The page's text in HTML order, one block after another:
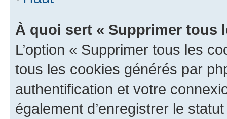
À quoi sert « Supprimer tous
L’option « Supprimer tous les
tous les cookies générés par
authentification et votre
également d’enregistrer le